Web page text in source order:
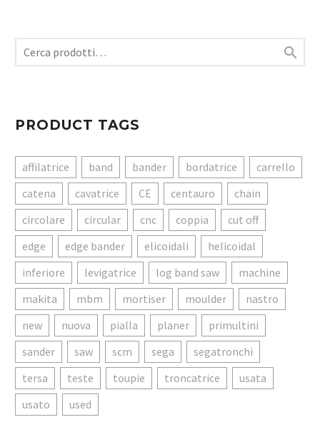

PRODUCT TAGS
affilatrice band bander bordatrice
carrello
catena
cavatrice CE centauro
chain
circolare
circular cnc coppia
cut off
edge
edge bander elicoidali
helicoidal
inferiore
levigatrice log band saw
machine
makita
mbm mortiser moulder
nastro
new
nuova pialla planer
primultini
sander
saw scm sega
segatronchi
tersa
teste toupie troncatrice
usata
usato
used